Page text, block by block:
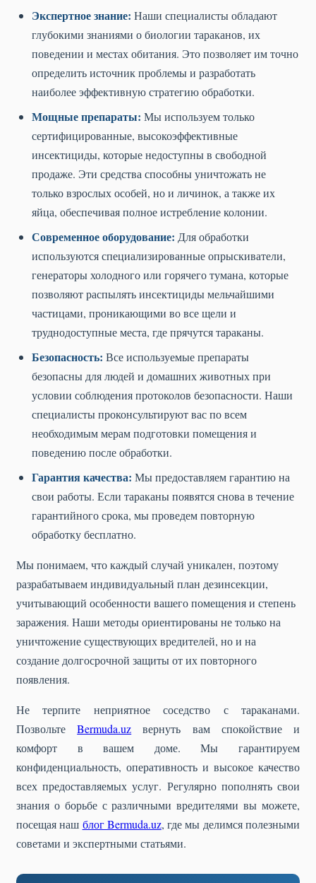
Экспертное знание: Наши специалисты обладают
глубокими знаниями о биологии тараканов, их
поведении и местах обитания. Это позволяет им точно
определить источник проблемы и разработать
наиболее эффективную стратегию обработки.
Мощные препараты: Мы используем только
сертифицированные, высокоэффективные
инсектициды, которые недоступны в свободной
продаже. Эти средства способны уничтожать не
только взрослых особей, но и личинок, а также их
яйца, обеспечивая полное истребление колонии.
Современное оборудование: Для обработки
используются специализированные опрыскиватели,
генераторы холодного или горячего тумана, которые
позволяют распылять инсектициды мельчайшими
частицами, проникающими во все щели и
труднодоступные места, где прячутся тараканы.
Безопасность: Все используемые препараты
безопасны для людей и домашних животных при
условии соблюдения протоколов безопасности. Наши
специалисты проконсультируют вас по всем
необходимым мерам подготовки помещения и
поведению после обработки.
Гарантия качества: Мы предоставляем гарантию на
свои работы. Если тараканы появятся снова в течение
гарантийного срока, мы проведем повторную
обработку бесплатно.
Мы понимаем, что каждый случай уникален, поэтому
разрабатываем индивидуальный план дезинсекции,
учитывающий особенности вашего помещения и степень
заражения. Наши методы ориентированы не только на
уничтожение существующих вредителей, но и на
создание долгосрочной защиты от их повторного
появления.
Не терпите неприятное соседство с тараканами.
ПозвольтеBermuda.uz вернуть вам спокойствие и
комфорт в вашем доме. Мы гарантируем
конфиденциальность, оперативность и высокое качество
всех предоставляемых услуг. Регулярно пополнять свои
знания о борьбе с различными вредителями вы можете,
посещая наш блог Bermuda.uz, где мы делимся полезными
советами и экспертными статьями.